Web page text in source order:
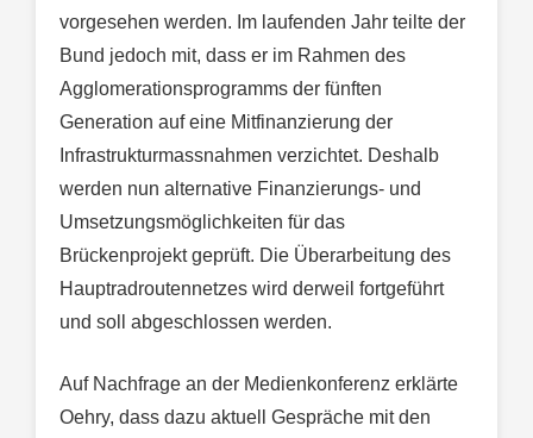
vorgesehen werden. Im laufenden Jahr teilte der
Bund jedoch mit, dass er im Rahmen des
Agglomerationsprogramms der fünften
Generation auf eine Mitfinanzierung der
Infrastrukturmassnahmen verzichtet. Deshalb
werden nun alternative Finanzierungs- und
Umsetzungsmöglichkeiten für das
Brückenprojekt geprüft. Die Überarbeitung des
Hauptradroutennetzes wird derweil fortgeführt
und soll abgeschlossen werden.
Auf Nachfrage an der Medienkonferenz erklärte
Oehry, dass dazu aktuell Gespräche mit den